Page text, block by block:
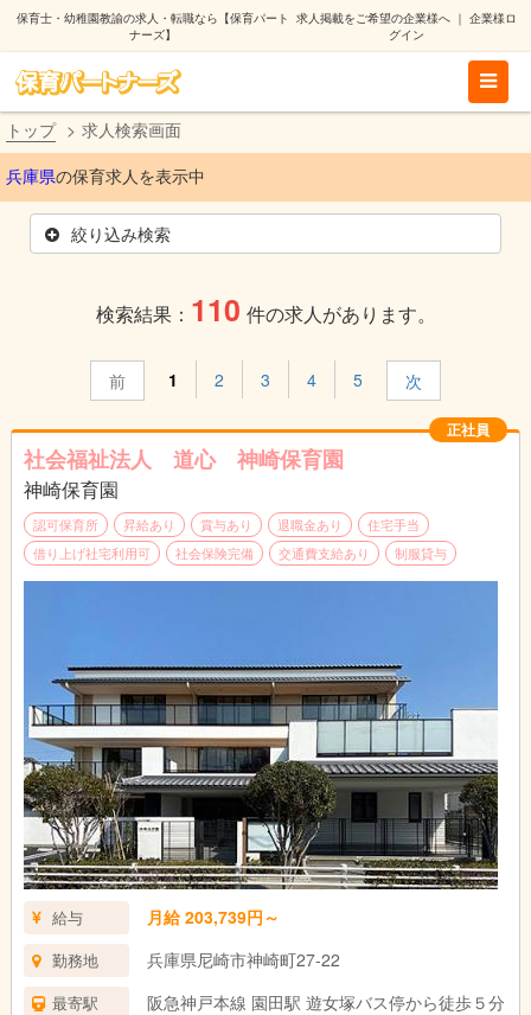
保育士・幼稚園教諭の求人・転職なら【保育パート
ナーズ】
求人掲載をご希望の企業様へ｜ 企業様ロ
グイン
トップ 求人検索画面
兵庫県の保育求人を表示中
絞り込み検索
検索結果： 110 件の求人があります。
前 1 2 3 4 5 次
正社員
社会福祉法人 道心 神崎保育園
神崎保育園
認可保育所 昇給あり 賞与あり 退職金あり
住宅手当
借り上げ社宅利用可
社会保険完備 交通費支給あり 制服貸与
給与 月給 203,739円～
勤務地 兵庫県尼崎市神崎町27-22
最寄駅 阪急神戸本線 園田駅 遊女塚バス停から徒歩５分